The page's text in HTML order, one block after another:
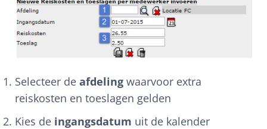
Selecteer de afdeling waarvoor extra
reiskosten en toeslagen gelden
Kies de ingangsdatum uit de kalender